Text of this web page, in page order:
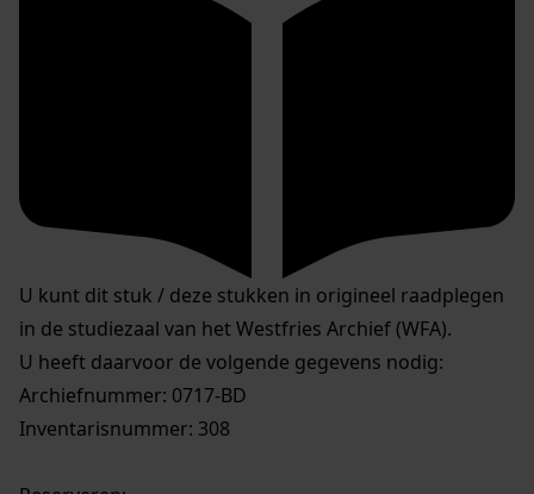
U kunt dit stuk / deze stukken in origineel raadplegen
in de studiezaal van het Westfries Archief (WFA).
U heeft daarvoor de volgende gegevens nodig:
Archiefnummer: 0717-BD
Inventarisnummer: 308